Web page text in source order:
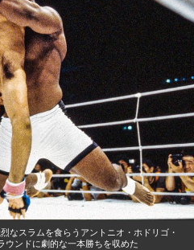
なスラムを食らうアントニオ・ホドリゴ・
ウンドに劇的な一本勝ちを収めた